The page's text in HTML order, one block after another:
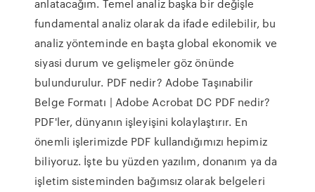
anlatacağım. Temel analiz başka bir değişle
fundamental analiz olarak da ifade edilebilir, bu
analiz yönteminde en başta global ekonomik ve
siyasi durum ve gelişmeler göz önünde
bulundurulur. PDF nedir? Adobe Taşınabilir
Belge Formatı | Adobe Acrobat DC PDF nedir?
PDF'ler, dünyanın işleyişini kolaylaştırır. En
önemli işlerimizde PDF kullandığımızı hepimiz
biliyoruz. İşte bu yüzden yazılım, donanım ya da
işletim sisteminden bağımsız olarak belgeleri